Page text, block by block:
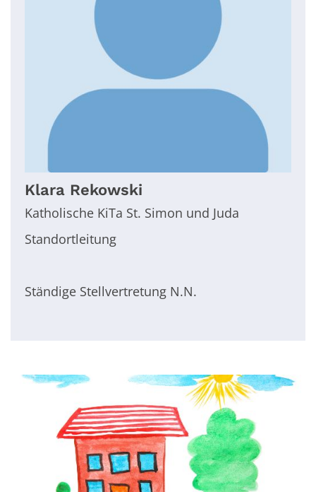
Klara Rekowski
Katholische KiTa St. Simon und Juda
Standortleitung
Ständige Stellvertretung N.N.